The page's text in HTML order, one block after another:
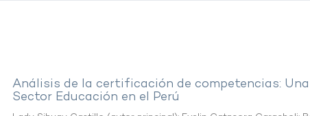
Análisis de la certificación de competencias:
Sector Educación en el Perú